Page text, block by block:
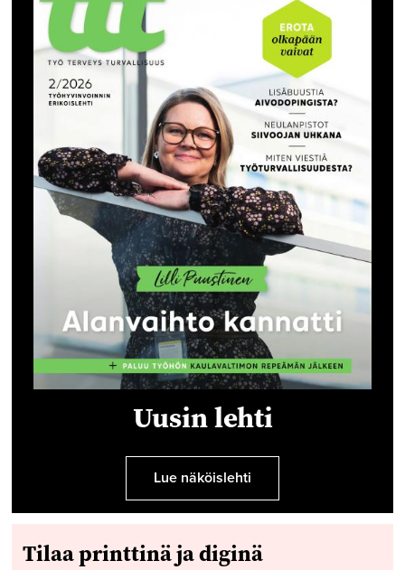
Uusin lehti
Lue näköislehti
Tilaa printtinä ja diginä